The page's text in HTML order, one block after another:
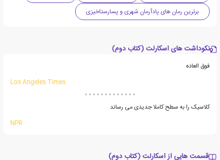
برترین رمان های پادآرمان شهری و پسارستاخیزی
نکوداشت های اسکارلت (کتاب دوم)
فوق العاده
Los Angeles Times
کلاسیک را به سطح کاملا جدیدی می رساند
NPR
قسمت هایی از اسکارلت (کتاب دوم)